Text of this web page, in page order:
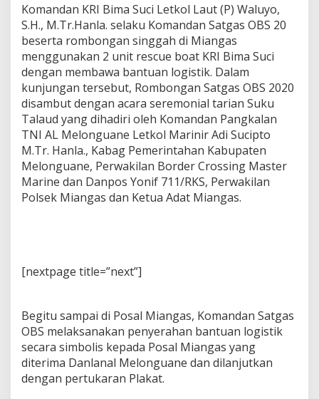
l
a
u
T
e
r
d
e
p
a
n
U
t
a
a
n
a
Komandan KRI Bima Suci Letkol Laut (P) Waluyo,
S.H., M.Tr.Hanla. selaku Komandan Satgas OBS 20
beserta rombongan singgah di Miangas
menggunakan 2 unit rescue boat KRI Bima Suci
dengan membawa bantuan logistik. Dalam
kunjungan tersebut, Rombongan Satgas OBS 2020
disambut dengan acara seremonial tarian Suku
Talaud yang dihadiri oleh Komandan Pangkalan
TNI AL Melonguane Letkol Marinir Adi Sucipto
M.Tr. Hanla., Kabag Pemerintahan Kabupaten
Melonguane, Perwakilan Border Crossing Master
Marine dan Danpos Yonif 711/RKS, Perwakilan
Polsek Miangas dan Ketua Adat Miangas.
[nextpage title=”next”]
Begitu sampai di Posal Miangas, Komandan Satgas
OBS melaksanakan penyerahan bantuan logistik
secara simbolis kepada Posal Miangas yang
diterima Danlanal Melonguane dan dilanjutkan
dengan pertukaran Plakat.